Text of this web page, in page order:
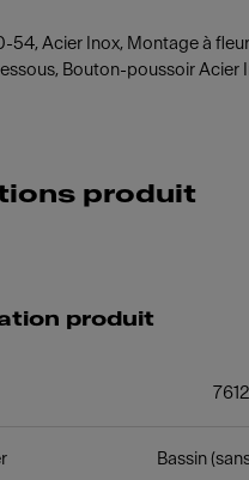
54, Acier Inox, Montage à
Bouton-poussoir Acier
produit
produit
Bassin